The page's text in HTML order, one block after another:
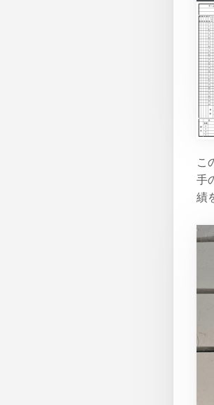
こ
手
績